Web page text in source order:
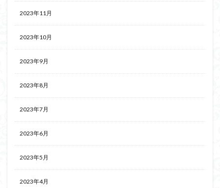
2023年11月
2023年10月
2023年9月
2023年8月
2023年7月
2023年6月
2023年5月
2023年4月